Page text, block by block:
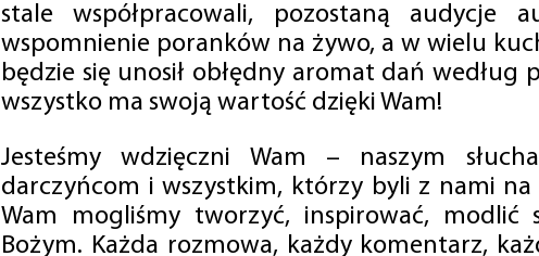
stale współpracowali, pozostaną audycje
wspomnienie poranków na żywo, a w wielu
będzie się unosił obłędny aromat dań według
wszystko ma swoją wartość dzięki Wam!
Jesteśmy wdzięczni Wam – naszym
darczyńcom i wszystkim, którzy byli z nami na
Wam mogliśmy tworzyć, inspirować, modlić
Bożym. Każda rozmowa, każdy komentarz,